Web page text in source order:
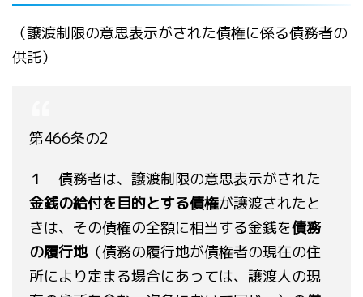
（譲渡制限の意思表示がされた債権に係る債務者の
供託）
第466条の2
１ 債務者は、譲渡制限の意思表示がされた
金銭の給付を目的とする債権が譲渡されたと
きは、その債権の全額に相当する金銭を債務
の履行地（債務の履行地が債権者の現在の住
所により定まる場合にあっては、譲渡人の現